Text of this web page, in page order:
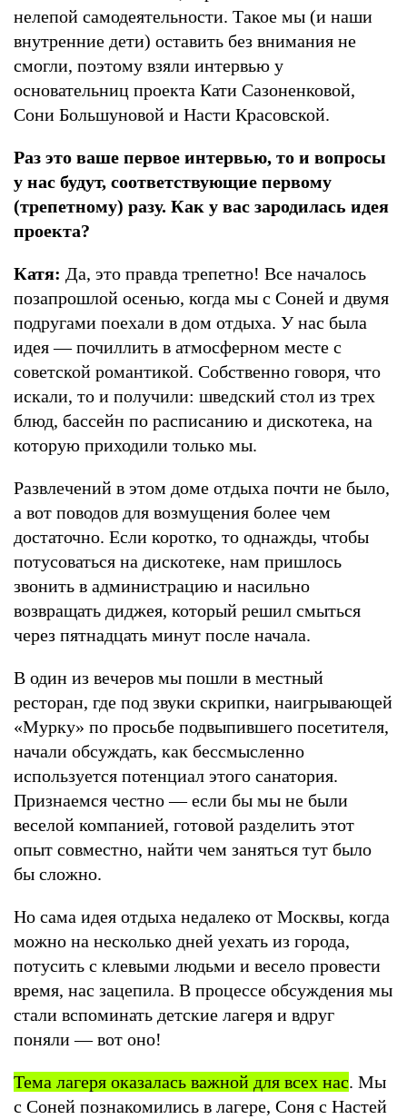
нелепой самодеятельности. Такое мы (и наши
внутренние дети) оставить без внимания не
смогли, поэтому взяли интервью у
основательниц проекта Кати Сазоненковой,
Сони Большуновой и Насти Красовской.
Раз это ваше первое интервью, то и вопросы
у нас будут, соответствующие первому
(трепетному) разу. Как у вас зародилась идея
проекта?
Катя: Да, это правда трепетно! Все началось
позапрошлой осенью, когда мы с Соней и двумя
подругами поехали в дом отдыха. У нас была
идея — почиллить в атмосферном месте с
советской романтикой. Собственно говоря, что
искали, то и получили: шведский стол из трех
блюд, бассейн по расписанию и дискотека, на
которую приходили только мы.
Развлечений в этом доме отдыха почти не было,
а вот поводов для возмущения более чем
достаточно. Если коротко, то однажды, чтобы
потусоваться на дискотеке, нам пришлось
звонить в администрацию и насильно
возвращать диджея, который решил смыться
через пятнадцать минут после начала.
В один из вечеров мы пошли в местный
ресторан, где под звуки скрипки, наигрывающей
«Мурку» по просьбе подвыпившего посетителя,
начали обсуждать, как бессмысленно
используется потенциал этого санатория.
Признаемся честно — если бы мы не были
веселой компанией, готовой разделить этот
опыт совместно, найти чем заняться тут было
бы сложно.
Но сама идея отдыха недалеко от Москвы, когда
можно на несколько дней уехать из города,
потусить с клевыми людьми и весело провести
время, нас зацепила. В процессе обсуждения мы
стали вспоминать детские лагеря и вдруг
поняли — вот оно!
Тема лагеря оказалась важной для всех нас. Мы
с Соней познакомились в лагере, Соня с Настей